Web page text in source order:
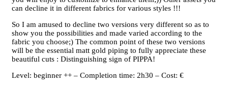
can decline it in different fabrics for various styles !!!
So I am amused to decline two versions very different so as to
show you the possibilities and made varied according to the
fabric you choose;) The common point of these two versions
will be the essential matt gold piping to fully appreciate these
beautiful cuts : Distinguishing sign of PIPPA!
Level: beginner ++ – Completion time: 2h30 – Cost: €